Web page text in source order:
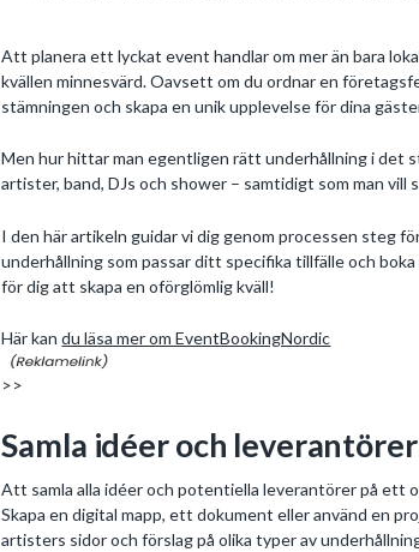
Att planera ett lyckat event handlar om mer än bara
kvällen minnesvärd. Oavsett om du ordnar en
stämningen och skapa en unik upplevelse för dina
Men hur hittar man egentligen rätt underhållning i det
artister, band, DJs och shower – samtidigt som man
I den här artikeln guidar vi dig genom processen steg
underhållning som passar ditt specifika tillfälle och
för dig att skapa en oförglömlig kväll!
Här kandu läsa mer om EventBookingNordic
>>
Samla idéer och
Att samla alla idéer och potentiella leverantörer på ett
Skapa en digital mapp, ett dokument eller använd en
artisters sidor och förslag på olika typer av